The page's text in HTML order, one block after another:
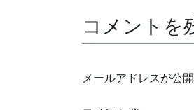
コメントを
メールアドレスが公